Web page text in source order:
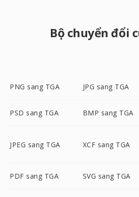
Bộ chuyển đổi
PNG sang TGA JPG sang TGA
PSD sang TGA BMP sang TGA
JPEG sang TGA XCF sang TGA
PDF sang TGA SVG sang TGA